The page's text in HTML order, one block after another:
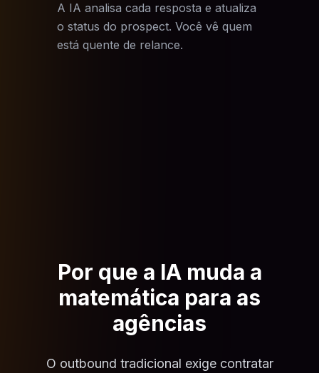
A IA analisa cada resposta e atualiza
o status do prospect. Você vê quem
está quente de relance.
Por que a IA muda a
matemática para as
agências
O outbound tradicional exige contratar